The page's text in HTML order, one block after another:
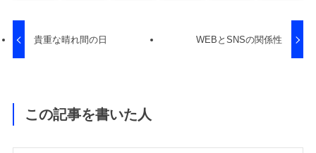
貴重な晴れ間の日 WEBとSNSの関係性
この記事を書いた人